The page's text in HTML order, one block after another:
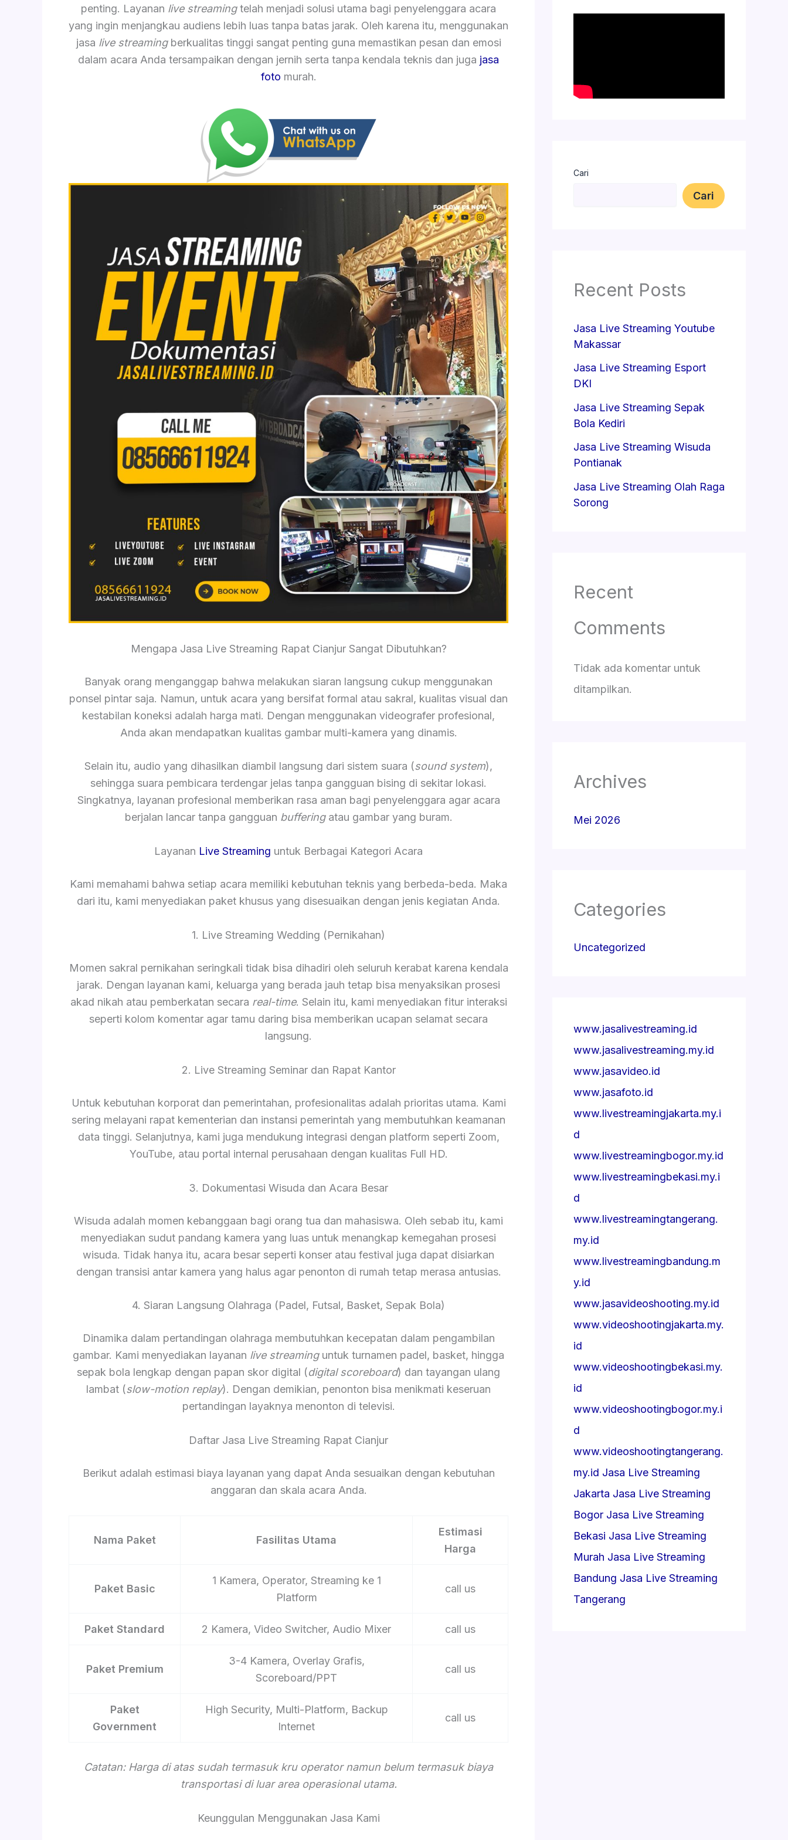
penting. Layanan live streamingtelah menjadi solusi utama bagi penyelenggara acara
yang ingin menjangkau audiens lebih luas tanpa batas jarak. Oleh karena itu, menggunakan
jasa live streamingberkualitas tinggi sangat penting guna memastikan pesan dan emosi
dalam acara Anda tersampaikan dengan jernih serta tanpa kendala teknis dan juga jasa
foto murah.
Mengapa Jasa Live Streaming Rapat Cianjur Sangat Dibutuhkan?
Banyak orang menganggap bahwa melakukan siaran langsung cukup menggunakan
ponsel pintar saja. Namun, untuk acara yang bersifat formal atau sakral, kualitas visual dan
kestabilan koneksi adalah harga mati. Dengan menggunakan videografer profesional,
Anda akan mendapatkan kualitas gambar multi-kamera yang dinamis.
Selain itu, audio yang dihasilkan diambil langsung dari sistem suara (sound system),
sehingga suara pembicara terdengar jelas tanpa gangguan bising di sekitar lokasi.
Singkatnya, layanan profesional memberikan rasa aman bagi penyelenggara agar acara
berjalan lancar tanpa gangguan bufferingatau gambar yang buram.
Layanan Live Streaming untuk Berbagai Kategori Acara
Kami memahami bahwa setiap acara memiliki kebutuhan teknis yang berbeda-beda. Maka
dari itu, kami menyediakan paket khusus yang disesuaikan dengan jenis kegiatan Anda.
1. Live Streaming Wedding (Pernikahan)
Momen sakral pernikahan seringkali tidak bisa dihadiri oleh seluruh kerabat karena kendala
jarak. Dengan layanan kami, keluarga yang berada jauh tetap bisa menyaksikan prosesi
akad nikah atau pemberkatan secara real-time. Selain itu, kami menyediakan fitur interaksi
seperti kolom komentar agar tamu daring bisa memberikan ucapan selamat secara
langsung.
2. Live Streaming Seminar dan Rapat Kantor
Untuk kebutuhan korporat dan pemerintahan, profesionalitas adalah prioritas utama. Kami
sering melayani rapat kementerian dan instansi pemerintah yang membutuhkan keamanan
data tinggi. Selanjutnya, kami juga mendukung integrasi dengan platform seperti Zoom,
YouTube, atau portal internal perusahaan dengan kualitas Full HD.
3. Dokumentasi Wisuda dan Acara Besar
Wisuda adalah momen kebanggaan bagi orang tua dan mahasiswa. Oleh sebab itu, kami
menyediakan sudut pandang kamera yang luas untuk menangkap kemegahan prosesi
wisuda. Tidak hanya itu, acara besar seperti konser atau festival juga dapat disiarkan
dengan transisi antar kamera yang halus agar penonton di rumah tetap merasa antusias.
4. Siaran Langsung Olahraga (Padel, Futsal, Basket, Sepak Bola)
Dinamika dalam pertandingan olahraga membutuhkan kecepatan dalam pengambilan
gambar. Kami menyediakan layanan live streaminguntuk turnamen padel, basket, hingga
sepak bola lengkap dengan papan skor digital (digital scoreboard) dan tayangan ulang
lambat (slow-motion replay). Dengan demikian, penonton bisa menikmati keseruan
pertandingan layaknya menonton di televisi.
Daftar Jasa Live Streaming Rapat Cianjur
Berikut adalah estimasi biaya layanan yang dapat Anda sesuaikan dengan kebutuhan
anggaran dan skala acara Anda.
Nama Paket Fasilitas Utama
Estimasi
Harga
Paket Basic
1 Kamera, Operator, Streaming ke 1
Platform
call us
Paket Standard 2 Kamera, Video Switcher, Audio Mixer call us
Paket Premium
3-4 Kamera, Overlay Grafis,
Scoreboard/PPT
call us
Paket
Government
High Security, Multi-Platform, Backup
Internet
call us
Catatan: Harga di atas sudah termasuk kru operator namun belum termasuk biaya
transportasi di luar area operasional utama.
Keunggulan Menggunakan Jasa Kami
Cari
Cari
Recent Posts
Jasa Live Streaming Youtube
Makassar
Jasa Live Streaming Esport
DKI
Jasa Live Streaming Sepak
Bola Kediri
Jasa Live Streaming Wisuda
Pontianak
Jasa Live Streaming Olah Raga
Sorong
Recent
Comments
Tidak ada komentar untuk
ditampilkan.
Archives
Mei 2026
Categories
Uncategorized
www.jasalivestreaming.id
www.jasalivestreaming.my.id
www.jasavideo.id
www.jasafoto.id
www.livestreamingjakarta.my.i
d
www.livestreamingbogor.my.id
www.livestreamingbekasi.my.i
d
www.livestreamingtangerang.
my.id
www.livestreamingbandung.m
y.id
www.jasavideoshooting.my.id
www.videoshootingjakarta.my.
id
www.videoshootingbekasi.my.
id
www.videoshootingbogor.my.i
d
www.videoshootingtangerang.
my.id Jasa Live Streaming
Jakarta Jasa Live Streaming
Bogor Jasa Live Streaming
Bekasi Jasa Live Streaming
Murah Jasa Live Streaming
Bandung Jasa Live Streaming
Tangerang